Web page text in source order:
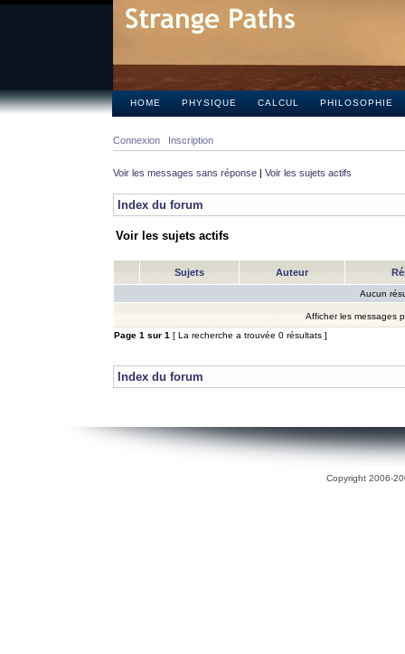
HOME PHYSIQUE CALCUL PHILOSOPHIE
Connexion Inscription
Voir les messages sans réponse | Voir les sujets actifs
Index du forum
Voir les sujets actifs
Sujets Auteur
Aucun
Afficher les messages
Page 1 sur 1 [ La recherche a trouvée 0 résultats ]
Index du forum
Copyright 2006-